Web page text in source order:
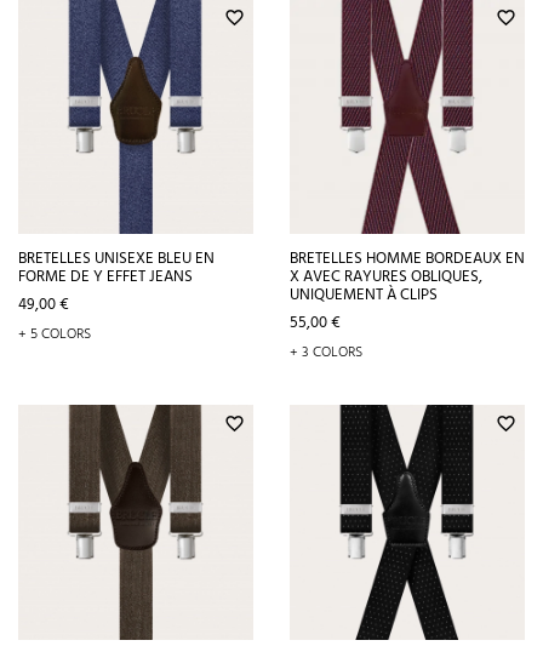
favorite_border
BRETELLES UNISEXE BLEU EN
FORME DE Y EFFET JEANS
Prix
49,00 €
+ 5 COLORS
favorite_border
BRETELLES HOMME BORDEAUX EN
X AVEC RAYURES OBLIQUES,
UNIQUEMENT À CLIPS
Prix
55,00 €
+ 3 COLORS
favorite_border favorite_border